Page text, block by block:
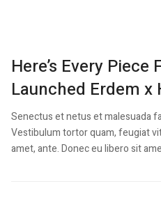
Here’s Every
Launched Erdem x
Senectus et netus et malesuada
Vestibulum tortor quam, feugiat
amet, ante. Donec eu libero sit